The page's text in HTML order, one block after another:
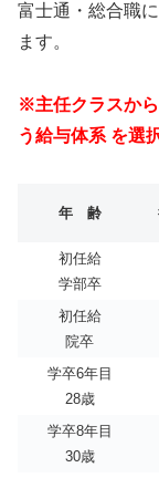
富士通・総合職
ます。
※主任クラスか
う給与体系 を選
年 齢
初任給
学部卒
初任給
院卒
学卒6年目
28歳
学卒8年目
30歳